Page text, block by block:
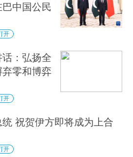
中国公民
开
：弘扬全
零和博弈
开
祝贺伊方即将成为上合
开